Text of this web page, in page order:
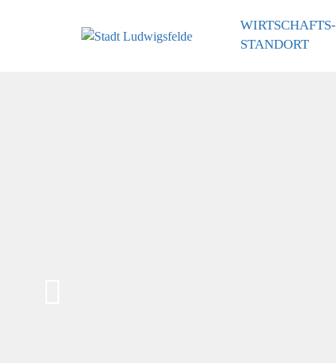
WIRTSCHAFTS­
STANDORT